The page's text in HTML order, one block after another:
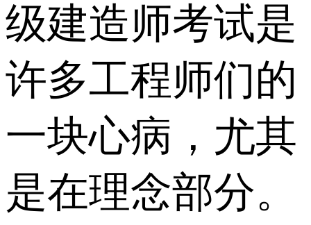
级建造师考试是
许多工程师们的
一块心病，尤其
是在理念部分。